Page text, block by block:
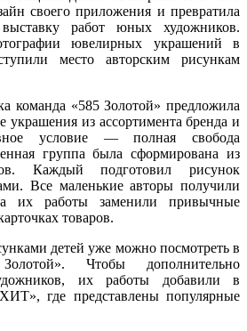
своего приложения и превратила
работ юных художников.
ювелирных украшений в
место авторским рисункам
команда «585 Золотой» предложила
украшения из ассортимента бренда и
условие — полная свобода
группа была сформирована из
Каждый подготовил рисунок
Все маленькие авторы получили
их работы заменили привычные
товаров.
детей уже можно посмотреть в
Чтобы дополнительно
их работы добавили в
где представлены популярные